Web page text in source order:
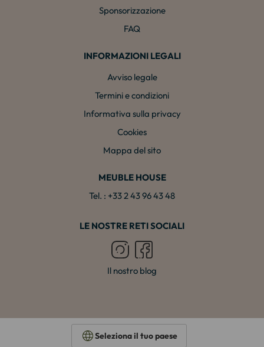
Sponsorizzazione
FAQ
INFORMAZIONI LEGALI
Avviso legale
Termini e condizioni
Informativa sulla privacy
Cookies
Mappa del sito
MEUBLE HOUSE
Tel. : +33 2 43 96 43 48
LE NOSTRE RETI SOCIALI
Il nostro blog
Seleziona il tuo paese